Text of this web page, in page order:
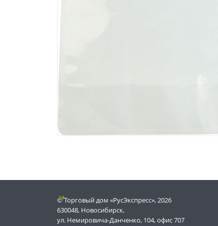
© Торговый дом «РусЭкспресс», 2026
630048, Новосибирск,
ул. Немировича-Данченко, 104, офис 707